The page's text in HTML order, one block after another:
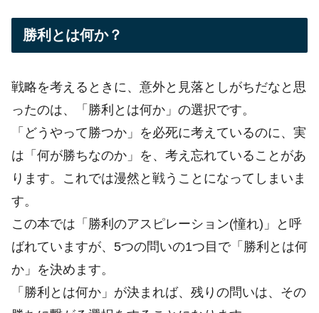
勝利とは何か？
戦略を考えるときに、意外と見落としがちだなと思
ったのは、「勝利とは何か」の選択です。
「どうやって勝つか」を必死に考えているのに、実
は「何が勝ちなのか」を、考え忘れていることがあ
ります。これでは漫然と戦うことになってしまいま
す。
この本では「勝利のアスピレーション(憧れ)」と呼
ばれていますが、5つの問いの1つ目で「勝利とは何
か」を決めます。
「勝利とは何か」が決まれば、残りの問いは、その